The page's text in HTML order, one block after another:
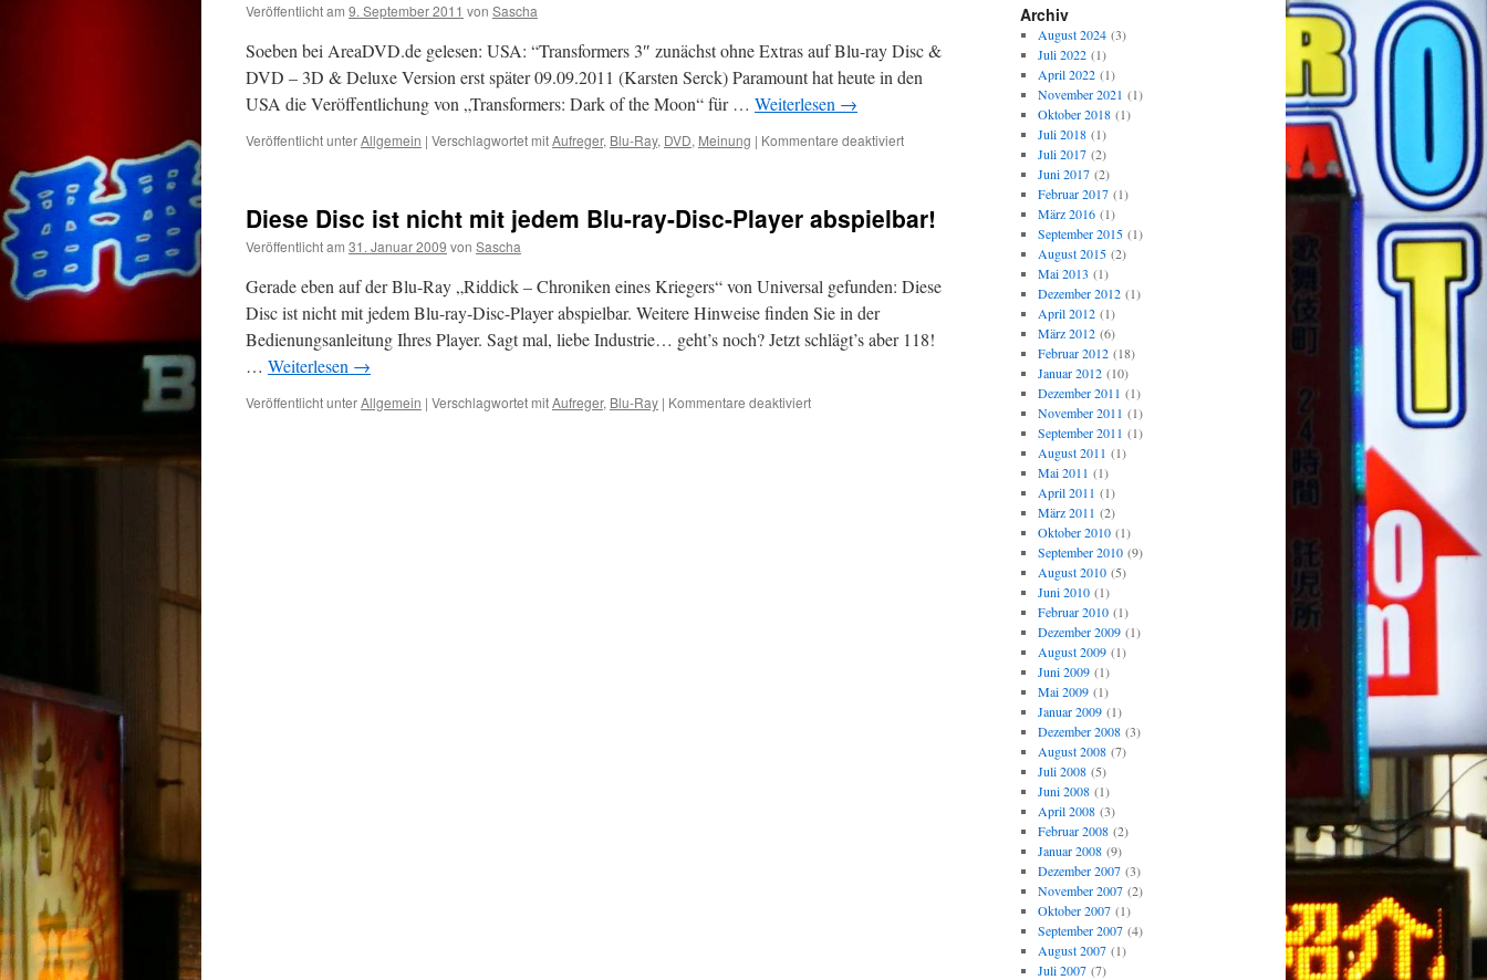
21.
Januar
2012
Veröffentlicht am 9. September 2011 von Sascha
Soeben bei AreaDVD.de gelesen: USA: “Transformers 3″ zunächst ohne Extras auf Blu-ray Disc &
DVD – 3D & Deluxe Version erst später 09.09.2011 (Karsten Serck) Paramount hat heute in den
USA die Veröffentlichung von „Transformers: Dark of the Moon“ für … Weiterlesen →
Veröffentlicht unterAllgemein | Verschlagwortet mitAufreger, Blu-Ray, DVD, Meinung | Kommentare deaktiviertfür
Ray
Blabla
Diese Disc ist nicht mit jedem Blu-ray-Disc-Player abspielbar!
Veröffentlicht am 31. Januar 2009 von Sascha
Gerade eben auf der Blu-Ray „Riddick – Chroniken eines Kriegers“ von Universal gefunden: Diese
Disc ist nicht mit jedem Blu-ray-Disc-Player abspielbar. Weitere Hinweise finden Sie in der
Bedienungsanleitung Ihres Player. Sagt mal, liebe Industrie… geht’s noch? Jetzt schlägt’s aber 118!
… Weiterlesen →
Veröffentlicht unterAllgemein | Verschlagwortet mitAufreger, Blu-Ray | Kommentare deaktiviertfür
Archiv
August 2024(3)
Juli 2022(1)
April 2022(1)
November 2021 (1)
Oktober 2018(1)
Juli 2018(1)
Juli 2017(2)
Juni 2017(2)
Februar 2017(1)
März 2016(1)
September 2015(1)
August 2015(2)
Mai 2013 (1)
Dezember 2012(1)
April 2012(1)
März 2012(6)
Februar 2012(18)
Januar 2012(10)
Dezember 2011 (1)
November 2011 (1)
September 2011 (1)
August 2011 (1)
Mai 2011 (1)
April 2011 (1)
März 2011 (2)
Oktober 2010(1)
September 2010(9)
August 2010(5)
Juni 2010(1)
Februar 2010(1)
Dezember 2009(1)
August 2009(1)
Juni 2009(1)
Mai 2009(1)
Januar 2009(1)
Dezember 2008(3)
August 2008(7)
Juli 2008(5)
Juni 2008(1)
April 2008(3)
Februar 2008(2)
Januar 2008(9)
Dezember 2007(3)
November 2007(2)
Oktober 2007(1)
September 2007(4)
August 2007(1)
Juli 2007(7)